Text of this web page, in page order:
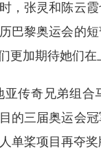
，张灵和陈云
巴黎奥运会的
更加期待她们
传奇兄弟组合
的三届奥运会
单桨项目再夺奖